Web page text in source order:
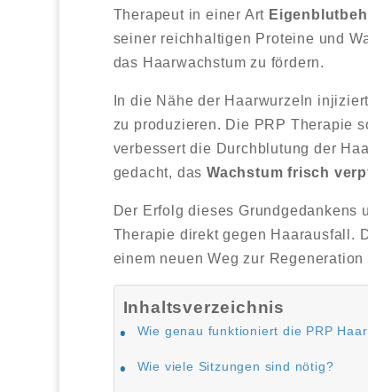
Therapeut in einer Art
seiner reichhaltigen Proteine und
das Haarwachstum zu fördern.
In die Nähe der Haarwurzeln
zu produzieren. Die PRP Therapie
verbessert die Durchblutung der
gedacht, dasWachstum frisch
Der Erfolg dieses Grundgedankens
Therapie direkt gegen Haarausfall.
einem neuen Weg zur
Inhaltsverzeichnis
Wie genau funktioniert die PRP
Wie viele Sitzungen sind nötig?